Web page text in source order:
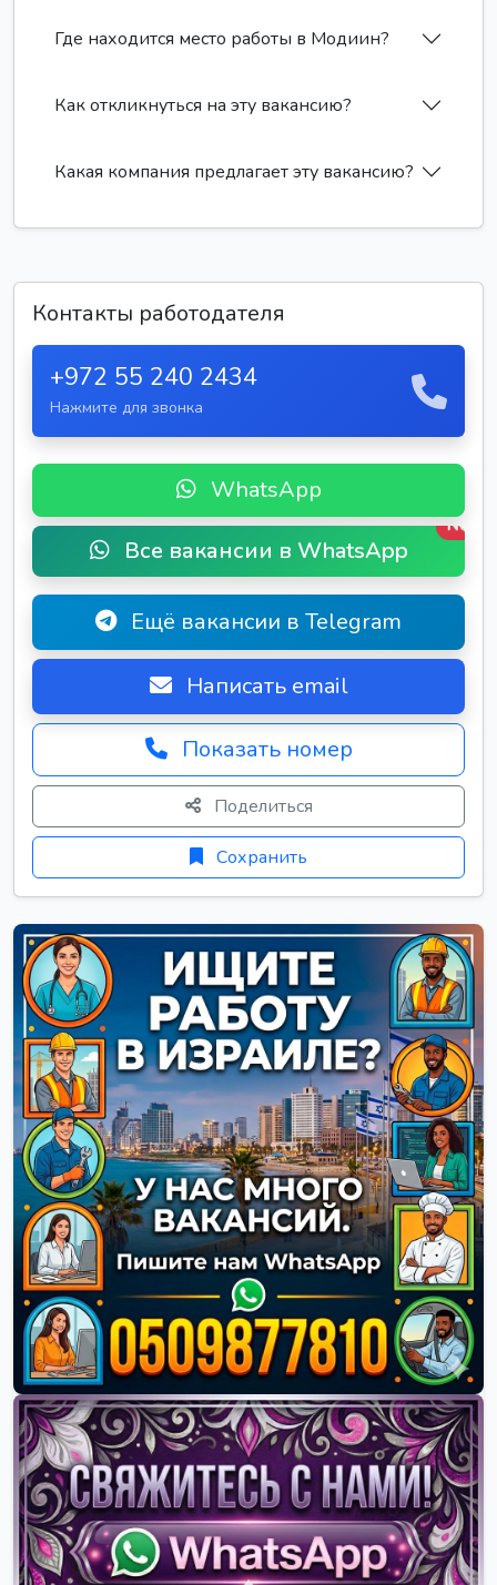
Где находится место работы в Модиин?
Как откликнуться на эту вакансию?
Какая компания предлагает эту вакансию?
Контакты работодателя
+972 55 240 2434
Нажмите для звонка
WhatsApp
Все вакансии в WhatsApp
New
Ещё вакансии в Telegram
Написать email
Показать номер
Поделиться
Сохранить